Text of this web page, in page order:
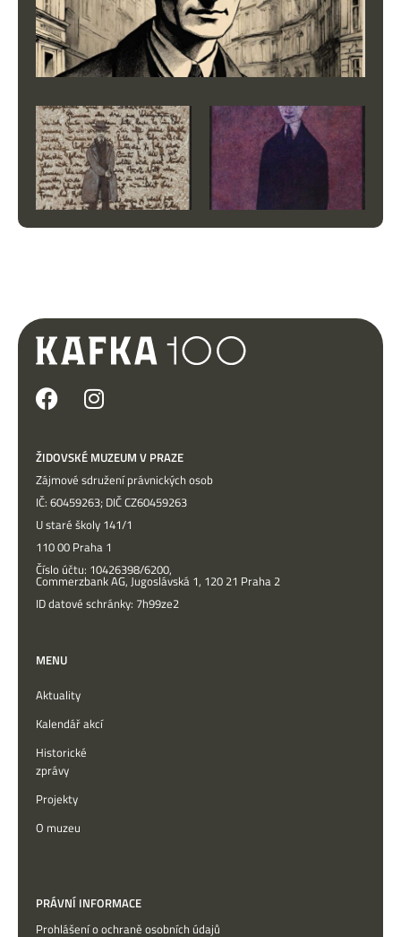
ŽIDOVSKÉ MUZEUM V PRAZE
Zájmové sdružení právnických osob
IČ: 60459263; DIČ CZ60459263
U staré školy 141/1
110 00 Praha 1
Číslo účtu: 10426398/6200,
Commerzbank AG, Jugoslávská 1, 120 21 Praha 2
ID datové schránky: 7h99ze2
MENU
Aktuality
Kalendář akcí
Historické
zprávy
Projekty
O muzeu
PRÁVNÍ INFORMACE
Prohlášení o ochraně osobních údajů